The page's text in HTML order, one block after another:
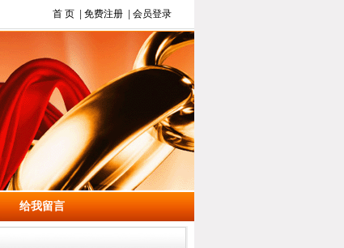
首 页| 免费注册| 会员登录
给我留言